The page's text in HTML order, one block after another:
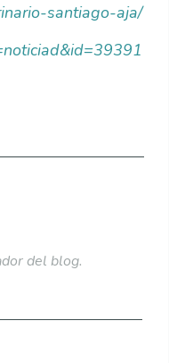
santiago-aja/
del blog.